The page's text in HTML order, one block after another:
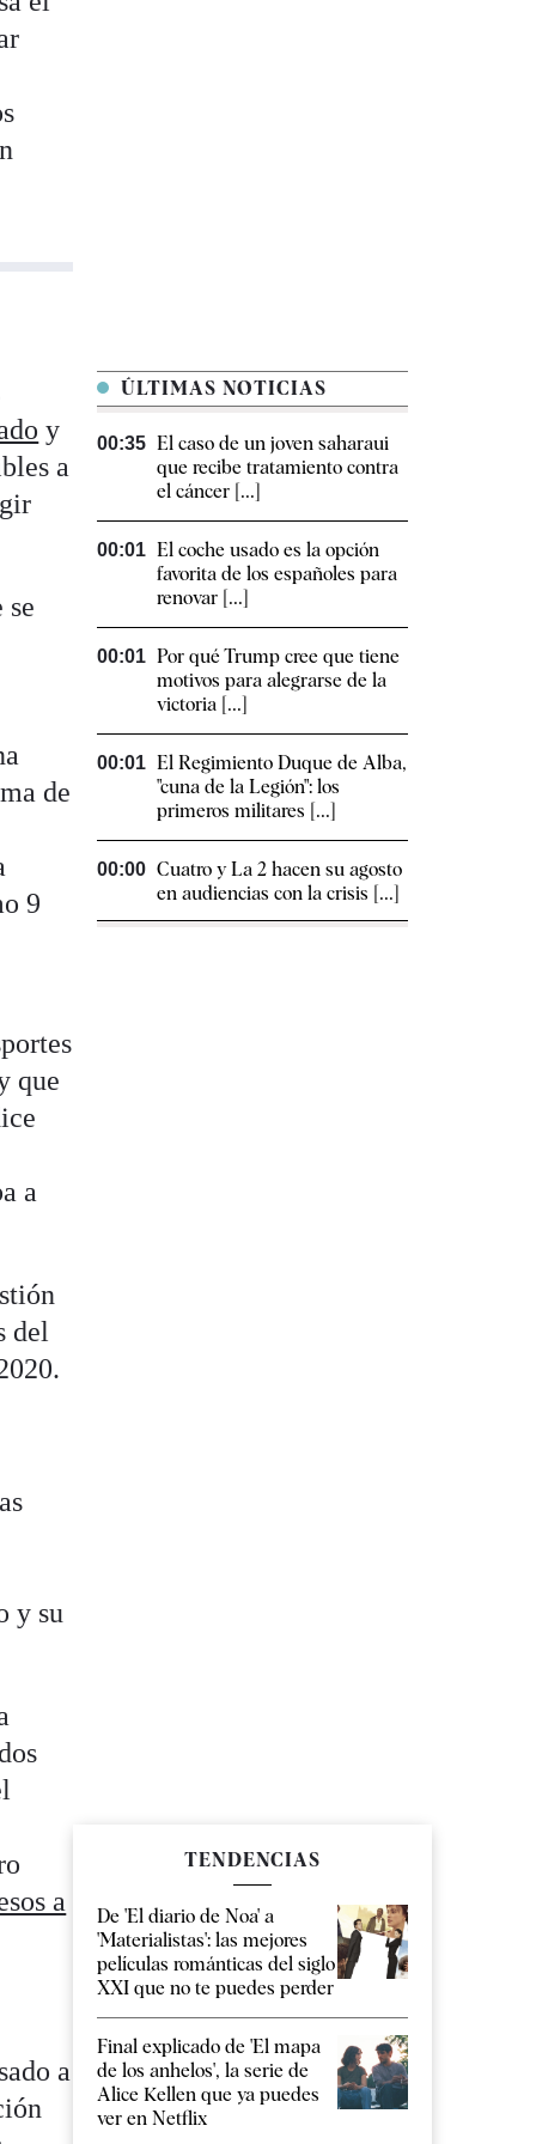
y
a
se
de
9
que
a
del
y su
a
a
ÚLTIMAS NOTICIAS
00:35 El caso de un joven saharaui
que recibe tratamiento contra
el cáncer [...]
00:01 El coche usado es la opción
favorita de los españoles para
renovar [...]
00:01 Por qué Trump cree que tiene
motivos para alegrarse de la
victoria [...]
00:01 El Regimiento Duque de Alba,
"cuna de la Legión": los
primeros militares [...]
00:00 Cuatro y La 2 hacen su agosto
en audiencias con la crisis [...]
TENDENCIAS
De 'El diario de Noa' a
'Materialistas': las mejores
películas románticas del siglo
XXI que no te puedes perder
Final explicado de 'El mapa
de los anhelos', la serie de
Alice Kellen que ya puedes
ver en Netflix